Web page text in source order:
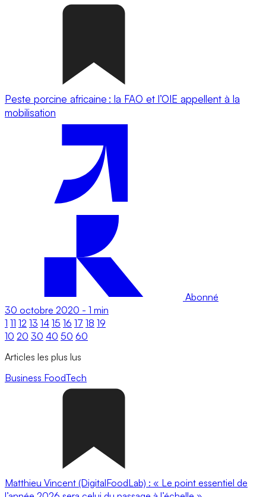
Peste porcine africaine : la FAO et l’OIE appellent à la
mobilisation
Abonné
30 octobre 2020 - 1 min
1 11 12 13 14 15 16 17 18 19
10 20 30 40 50 60
Articles les plus lus
Business FoodTech
Matthieu Vincent (DigitalFoodLab) : « Le point essentiel de